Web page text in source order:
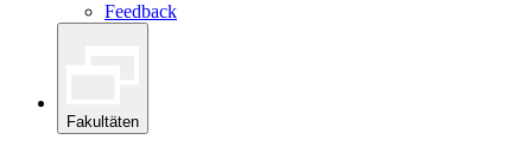
Feedback
Fakultäten